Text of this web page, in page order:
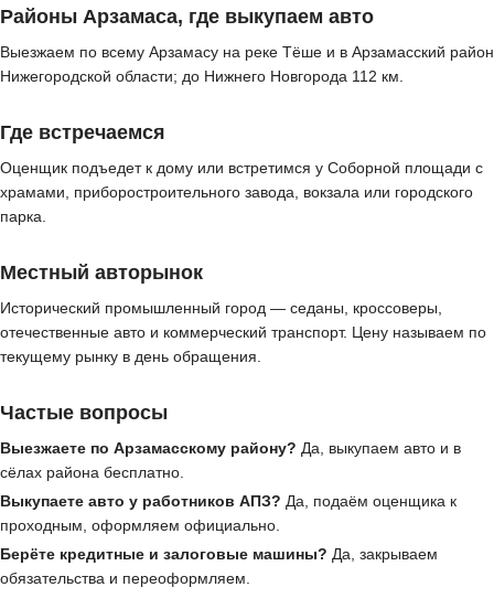
Районы Арзамаса, где выкупаем авто
Выезжаем по всему Арзамасу на реке Тёше и в Арзамасский район
Нижегородской области; до Нижнего Новгорода 112 км.
Где встречаемся
Оценщик подъедет к дому или встретимся у Соборной площади с
храмами, приборостроительного завода, вокзала или городского
парка.
Местный авторынок
Исторический промышленный город — седаны, кроссоверы,
отечественные авто и коммерческий транспорт. Цену называем по
текущему рынку в день обращения.
Частые вопросы
Выезжаете по Арзамасскому району? Да, выкупаем авто и в
сёлах района бесплатно.
Выкупаете авто у работников АПЗ? Да, подаём оценщика к
проходным, оформляем официально.
Берёте кредитные и залоговые машины? Да, закрываем
обязательства и переоформляем.